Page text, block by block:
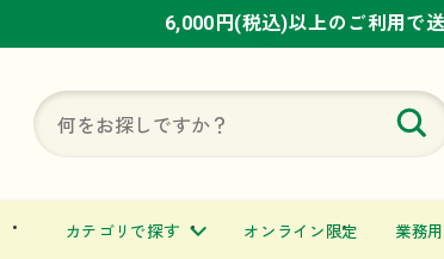
6,000円(税込)以上のご利用で
6,000円(税込)以上のご利用で
6,000円(税込)以上のご利用で
カテゴリで探す オンライン限定 業務